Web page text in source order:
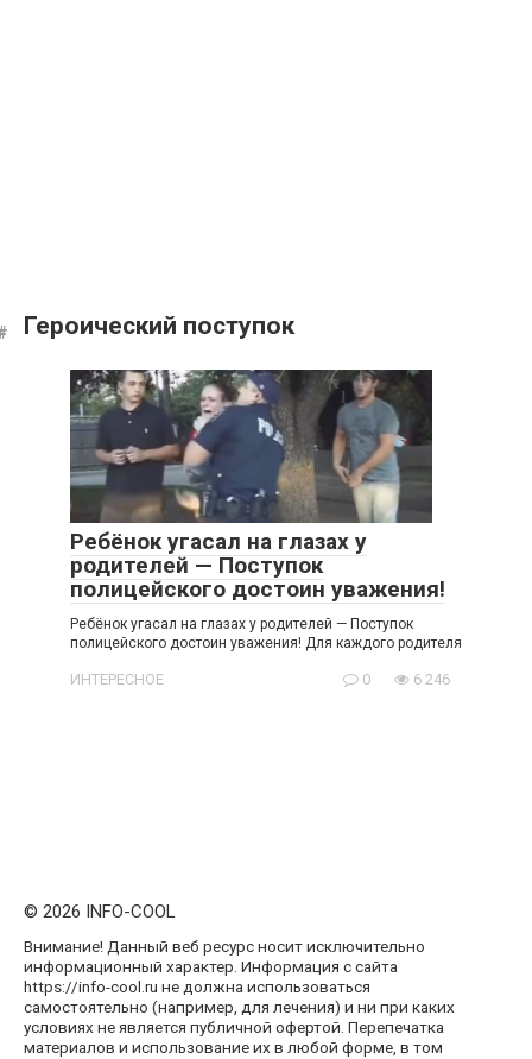
Героический поступок
Ребёнок угасал на глазах у
родителей — Поступок
полицейского достоин уважения!
Ребёнок угасал на глазах у родителей — Поступок
полицейского достоин уважения! Для каждого родителя
ИНТЕРЕСНОЕ 0 6 246
© 2026 INFO-COOL
Внимание! Данный веб ресурс носит исключительно
информационный характер. Информация с сайта
https://info-cool.ru не должна использоваться
самостоятельно (например, для лечения) и ни при каких
условиях не является публичной офертой. Перепечатка
материалов и использование их в любой форме, в том